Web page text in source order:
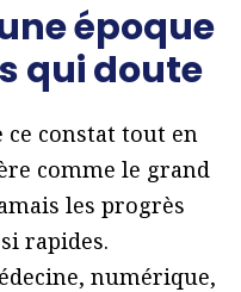
époque
qui doute
constat tout en
comme le grand
les progrès
rapides.
numérique,